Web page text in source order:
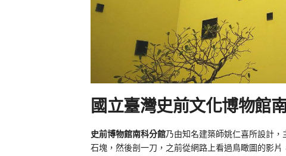
國立臺灣史前文化博物館
史前博物館南科分館乃由知名建築師姚仁喜所設計
石塊，然後剖一刀，之前從網路上看過鳥瞰圖的影片